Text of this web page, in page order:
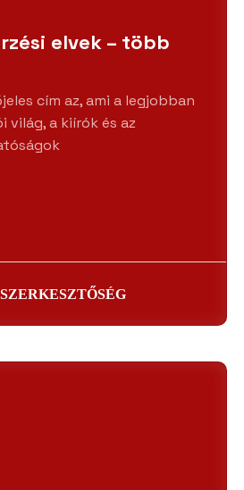
elvek – több
cím az, ami a legjobban
világ, a kiírók és az